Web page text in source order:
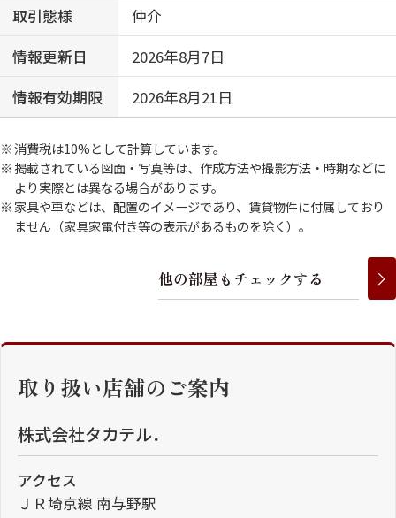
取引態様
仲介
情報更新日
2026年8月7日
情報有効期限
2026年8月21日
消費税は10%として計算しています。
掲載されている図面・写真等は、作成方法や撮影方法・時期などに
より実際とは異なる場合があります。
家具や車などは、配置のイメージであり、賃貸物件に付属しており
ません（家具家電付き等の表示があるものを除く）。
他の部屋 も チェ ッ クする
取り扱い店舗のご案内
株式会社タカテル．
アクセス
ＪＲ埼京線 南与野駅